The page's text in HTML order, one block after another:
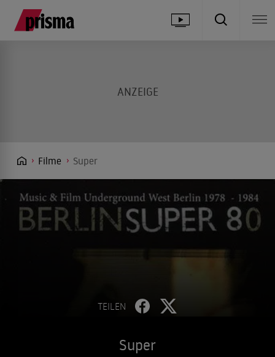
Filme Super
TEILEN
Super